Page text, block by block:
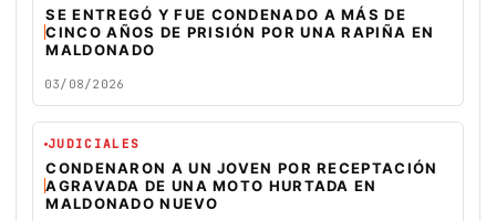
SE ENTREGÓ Y FUE CONDENADO A MÁS DE
CINCO AÑOS DE PRISIÓN POR UNA RAPIÑA EN
MALDONADO
03/08/2026
JUDICIALES
CONDENARON A UN JOVEN POR RECEPTACIÓN
AGRAVADA DE UNA MOTO HURTADA EN
MALDONADO NUEVO